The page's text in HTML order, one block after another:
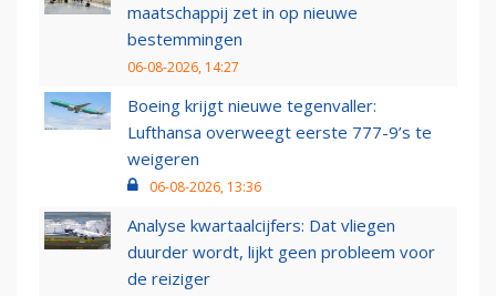
maatschappij zet in op nieuwe
bestemmingen
06-08-2026, 14:27
Boeing krijgt nieuwe tegenvaller:
Lufthansa overweegt eerste 777-9’s te
weigeren
06-08-2026, 13:36
Analyse kwartaalcijfers: Dat vliegen
duurder wordt, lijkt geen probleem voor
de reiziger